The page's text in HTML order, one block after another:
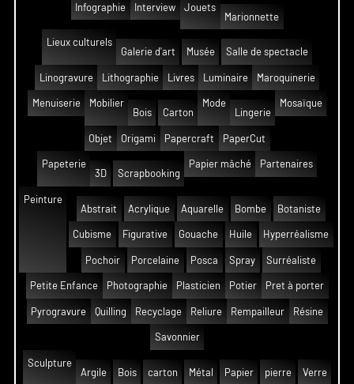
Infographie Interview
Jouets
Marionnette
Lieux culturels
Galerie d'art
Musée Salle de spectacle
Linogravure Lithographie Livres Luminaire Maroquinerie
Menuiserie
Mobilier
Bois
Carton
Mode
Lingerie
Mosaïque
Objet Origami Papercraft PaperCut
Papeterie
3D
Scrapbooking
Papier mâché Partenaires
Peinture
Abstrait
Acrylique Aquarelle Bombe Botaniste
Cubisme Figurative Gouache Huile Hyperréalisme
Pochoir Porcelaine Posca Spray Surréaliste
Petite Enfance Photographie Plasticien Potier Pret à porter
Pyrogravure Quilling Recyclage Reliure Rempailleur Résine
Savonnier
Sculpture
Argile
Bois carton Métal Papier pierre Verre